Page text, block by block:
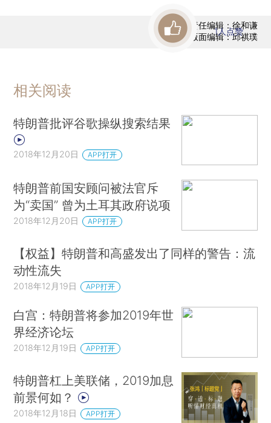
责任编辑：徐和谦
版面编辑：邱祺璞
1人点赞
相关阅读
特朗普批评谷歌操纵搜索结果
2018年12月20日 APP打开
特朗普前国安顾问被法官斥
为“卖国” 曾为土耳其政府说项
2018年12月20日 APP打开
【权益】特朗普和高盛发出了同样的警告：流
动性流失
2018年12月19日 APP打开
白宫：特朗普将参加2019年世
界经济论坛
2018年12月19日 APP打开
特朗普杠上美联储，2019加息
前景何如？
2018年12月18日 APP打开